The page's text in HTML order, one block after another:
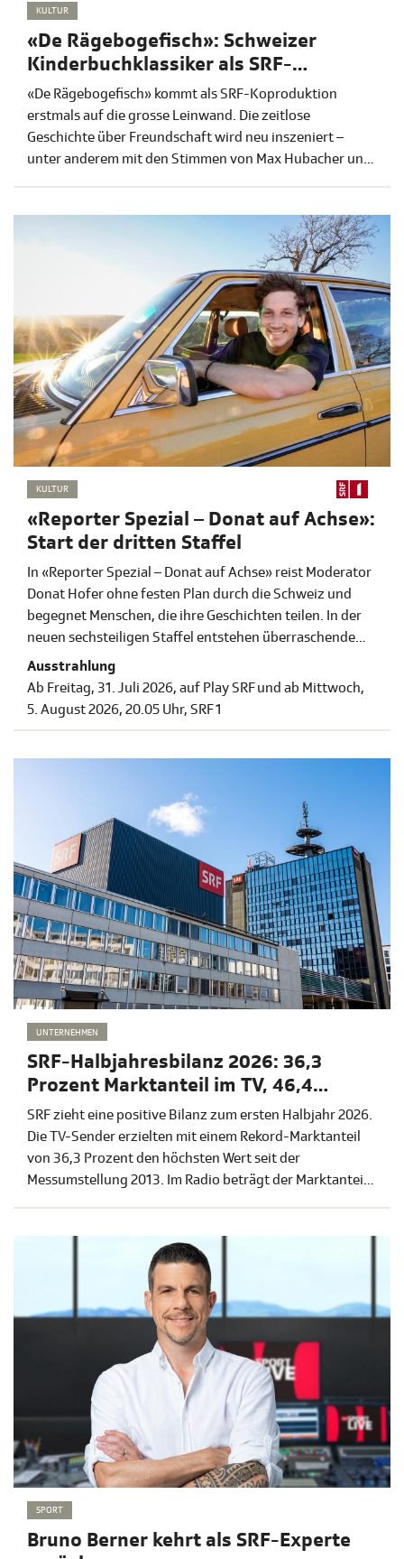
KULTUR
«De Rägebogefisch»: Schweizer
Kinderbuchklassiker als SRF-
Koproduktion im Kino
«De Rägebogefisch» kommt als SRF-Koproduktion
erstmals auf die grosse Leinwand. Die zeitlose
Geschichte über Freundschaft wird neu inszeniert –
unter anderem mit den Stimmen von Max Hubacher und
KULTUR
«Reporter Spezial – Donat auf Achse»:
Start der dritten Staffel
In «Reporter Spezial – Donat auf Achse» reist Moderator
Donat Hofer ohne festen Plan durch die Schweiz und
begegnet Menschen, die ihre Geschichten teilen. In der
neuen sechsteiligen Staffel entstehen überraschende
Alltagsportraits über das, was uns bewegt – von Tabus
und Schmerz bis zu Liebe, Hoffnung und
Glücksmomenten. Die neue Staffel wird im TV ab
Mittwoch, 5. August 2026, um 20.05 Uhr auf SRF 1
Ausstrahlung
Ab Freitag, 31. Juli 2026, auf Play SRF und ab Mittwoch,
5. August 2026, 20.05 Uhr, SRF 1
UNTERNEHMEN
SRF-Halbjahresbilanz 2026: 36,3
Prozent Marktanteil im TV, 46,4
Prozent im Radio
SRF zieht eine positive Bilanz zum ersten Halbjahr 2026.
Die TV-Sender erzielten mit einem Rekord-Marktanteil
von 36,3 Prozent den höchsten Wert seit der
Messumstellung 2013. Im Radio beträgt der Marktanteil
Tag. Linear wie online für grosses Interesse sorgten
unter anderem die Berichterstattung zur
Brandkatastrophe in Crans-Montana VS, die
Heimweltmeisterschaft im Eishockey, die Fussball-WM
sowie die Olympischen Winterspiele*.
SPORT
Bruno Berner kehrt als SRF-Experte